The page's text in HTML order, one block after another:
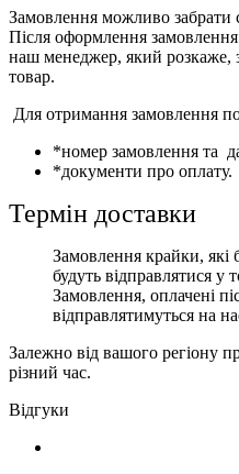
Замовлення можливо забрати
Після оформлення
наш менеджер, який розкаже,
товар.
Для отримання замовлення
*номер замовлення та
*документи про оплату.
Термін доставки
Замовлення крайки, які
будуть відправлятися у
Замовлення, оплачені
відправлятимуться на
Залежно від вашого регіону
різний час.
Відгуки